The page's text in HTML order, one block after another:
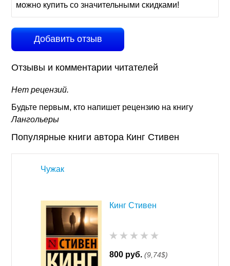
можно купить со значительными скидками!
Добавить отзыв
Отзывы и комментарии читателей
Нет рецензий.
Будьте первым, кто напишет рецензию на книгу
Лангольеры
Популярные книги автора Кинг Стивен
Чужак
Кинг Стивен
800 руб. (9,74$)